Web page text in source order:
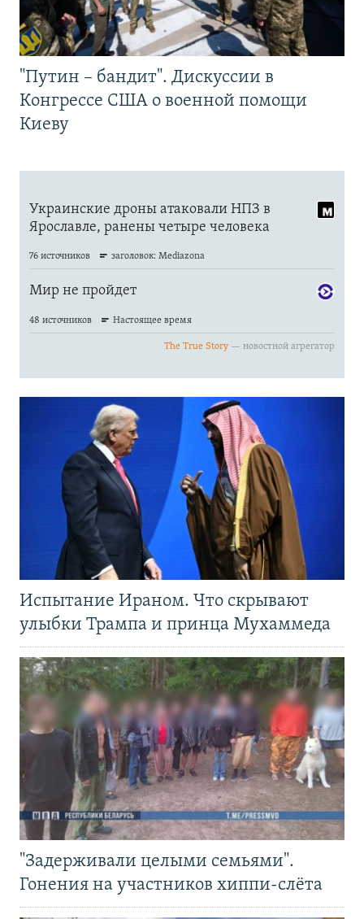
"Путин – бандит". Дискуссии в
Конгрессе США о военной помощи
Киеву
Испытание Ираном. Что скрывают
улыбки Трампа и принца Мухаммеда
"Задерживали целыми семьями".
Гонения на участников хиппи-слёта